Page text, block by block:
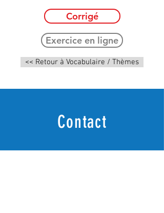
Corrigé
Exercice en ligne
<< Retour à Vocabulaire / Thèmes
Contact